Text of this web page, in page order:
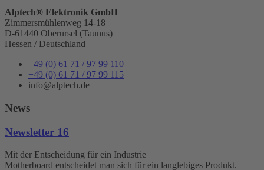
Alptech® Elektronik GmbH
Zimmersmühlenweg 14-18
D-61440 Oberursel (Taunus)
Hessen / Deutschland
+49 (0) 61 71 / 97 99 110
+49 (0) 61 71 / 97 99 115
info@alptech.de
News
Newsletter 16
Mit der Entscheidung für ein Industrie
Motherboard entscheidet man sich für ein langlebiges Produkt.